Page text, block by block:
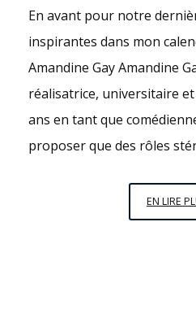
En avant pour notre
inspirantes dans mon
Amandine Gay Amandine
réalisatrice, universitaire
ans en tant que
proposer que des rôles
EN LIRE